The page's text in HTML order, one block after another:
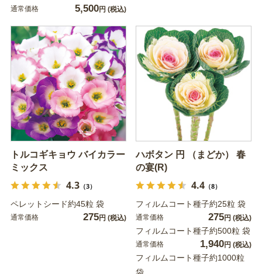
通常価格 5,500円 (税込)
トルコギキョウ バイカラー
ミックス
4.3（3）
ペレットシード約45粒 袋
通常価格 275円 (税込)
ハボタン 円 （まどか） 春
の宴(R)
4.4（8）
フィルムコート種子約25粒 袋
通常価格 275円 (税込)
フィルムコート種子約500粒 袋
通常価格 1,940円 (税込)
フィルムコート種子約1000粒